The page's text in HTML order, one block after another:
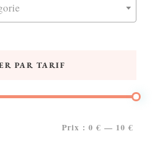
PAR TARIF
Prix : 0 € — 10 €